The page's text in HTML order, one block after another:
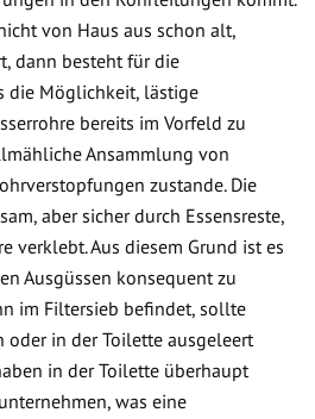
von Haus aus schon alt,
dann besteht für die
die Möglichkeit, lästige
bereits im Vorfeld zu
Ansammlung von
zustande. Die
aber sicher durch Essensreste,
verklebt. Aus diesem Grund ist es
Ausgüssen konsequent zu
im Filtersieb befindet, sollte
oder in der Toilette ausgeleert
in der Toilette überhaupt
was eine